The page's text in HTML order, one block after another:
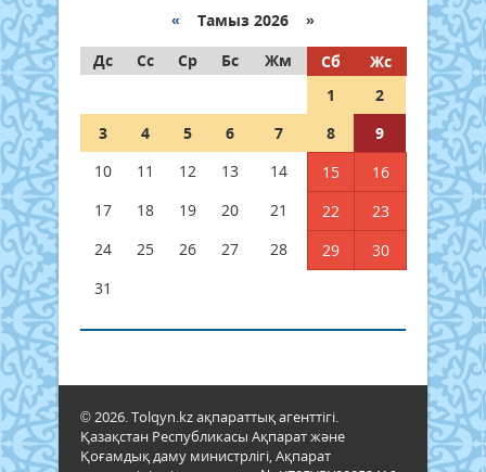
« Тамыз 2026 »
Дс
Сс Ср Бс Жм Сб
Жс
1
2
3
4 5 6 7 8
9
10
11 12 13 14 15
16
17
18 19 20 21 22
23
24
25 26 27 28 29
30
31
© 2026. Tolqyn.kz ақпараттық агенттігі.
Қазақстан Республикасы Ақпарат және
Қоғамдық даму министрлігі, Ақпарат